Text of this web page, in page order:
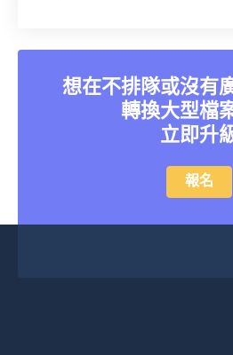
想在不排隊或沒有
轉換大型檔
立即升
報名